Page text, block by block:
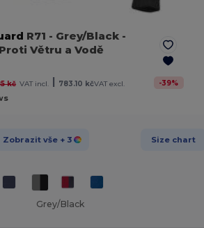
R71 - Grey/Black -
Větru a Vodě
kč VAT incl. | 783.10 kčVAT excl. -39%
Zobrazit vše + 3 Size chart
Grey/Black